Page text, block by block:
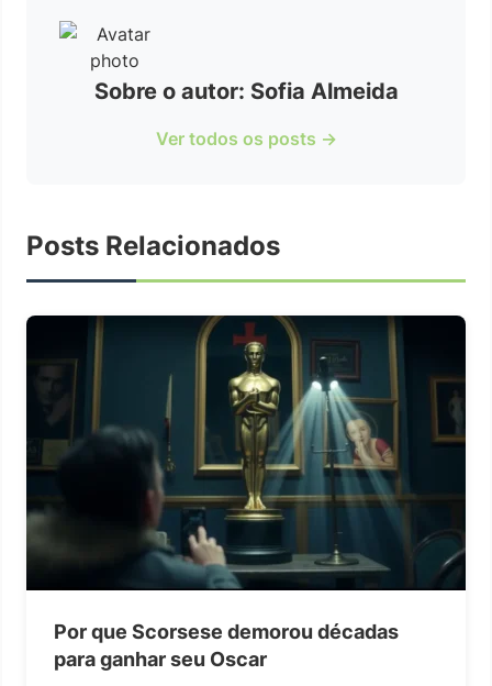
Sobre o autor: Sofia Almeida
Ver todos os posts →
Posts Relacionados
Por que Scorsese demorou décadas
para ganhar seu Oscar